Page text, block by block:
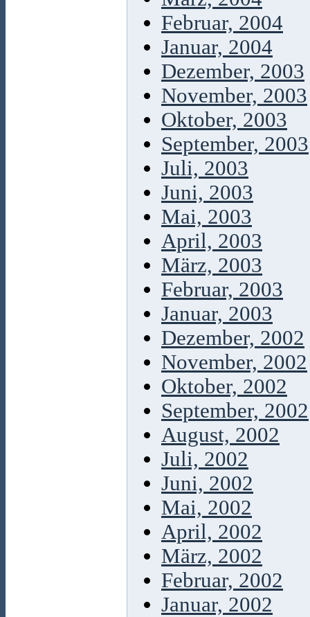
Februar, 2004
Januar, 2004
Dezember, 2003
November, 2003
Oktober, 2003
September, 2003
Juli, 2003
Juni, 2003
Mai, 2003
April, 2003
März, 2003
Februar, 2003
Januar, 2003
Dezember, 2002
November, 2002
Oktober, 2002
September, 2002
August, 2002
Juli, 2002
Juni, 2002
Mai, 2002
April, 2002
März, 2002
Februar, 2002
Januar, 2002